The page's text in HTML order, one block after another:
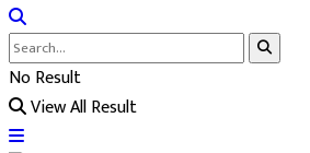
No Result
View All Result